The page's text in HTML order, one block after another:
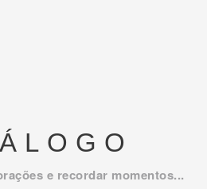
e recordar momentos...